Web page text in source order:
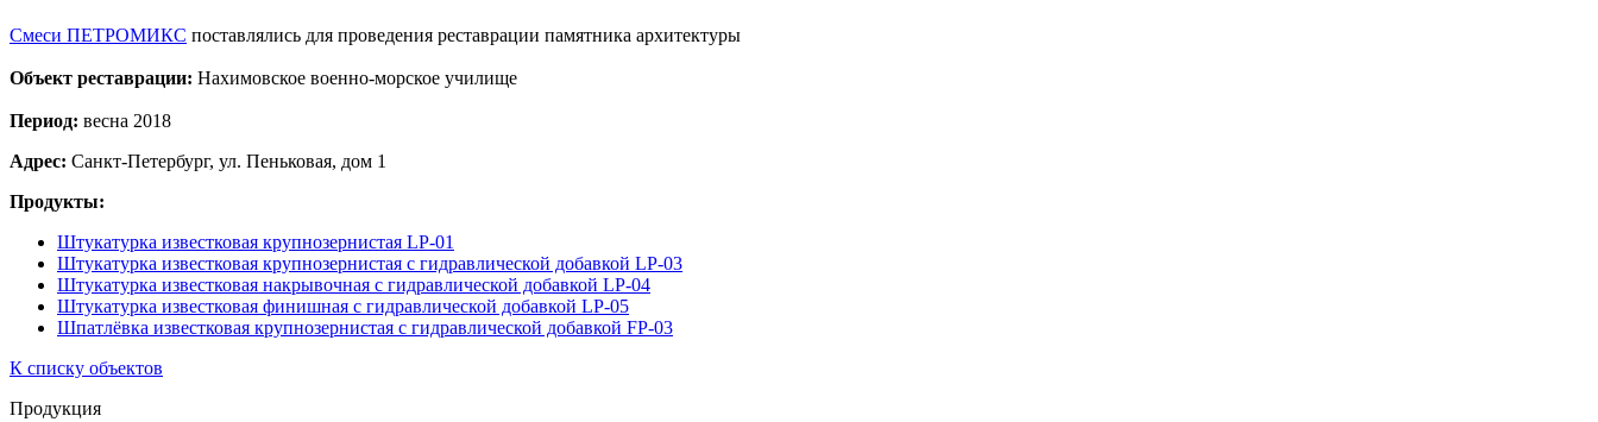
Смеси ПЕТРОМИКС поставлялись для проведения реставрации памятника архитектуры
Объект реставрации: Нахимовское военно-морское училище
Период: весна 2018
Адрес: Санкт-Петербург, ул. Пеньковая, дом 1
Продукты:
Штукатурка известковая крупнозернистая LP-01
Штукатурка известковая крупнозернистая с гидравлической добавкой LP-03
Штукатурка известковая накрывочная с гидравлической добавкой LP-04
Штукатурка известковая финишная с гидравлической добавкой LP-05
Шпатлёвка известковая крупнозернистая с гидравлической добавкой FP-03
К списку объектов
Продукция